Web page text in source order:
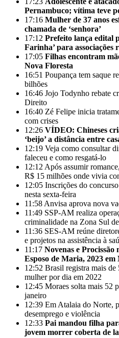
Pernambuco; vítima teve
17:16 Mulher de 37 anos
chamada de ‘senhora’
17:12 Prefeito lança edital
Farinha’ para associações
17:05 Filhas encontram
Nova Floresta
16:51 Poupança tem saque
bilhões
16:46 Jojo Todynho rebate
Direito
16:40 Zé Felipe inicia
com crises
12:26 VÍDEO: Chineses
‘beijo’ a distância entre
12:19 Veja como consultar
faleceu e como resgatá-lo
12:12 Após assumir
R$ 15 milhões onde vivia
12:05 Inscrições do
nesta sexta-feira
11:58 Anvisa aprova nova
11:49 SSP-AM realiza
criminalidade na Zona Sul
11:36 SES-AM reúne
e projetos na assistência à
11:17 Novenas e Procissão
Esposo de Maria, 2023 em
12:52 Brasil registra mais
mulher por dia em 2022
12:45 Moraes solta mais 52
janeiro
12:39 Em Atalaia do Norte,
desemprego e violência
12:33 Pai mandou filha
jovem morrer coberta de